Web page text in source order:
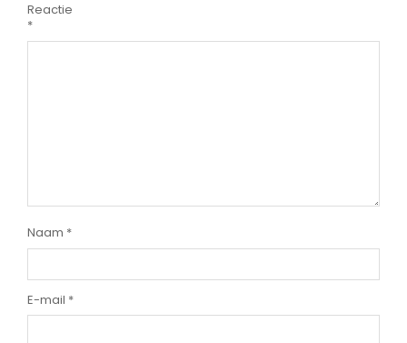
Reactie
*
Naam *
E-mail *